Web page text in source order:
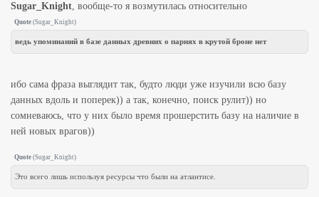
Sugar_Knight, вообще-то я возмутилась относительно
Quote (Sugar_Knight)
ведь упоминаний в базе данных древних о парнях в крутой броне нет
ибо сама фраза выглядит так, будто люди уже изучили всю базу
данных вдоль и поперек)) а так, конечно, поиск рулит)) но
сомневаюсь, что у них было время прошерстить базу на наличие в
ней новых врагов))
Quote (Sugar_Knight)
Это всего лишь используя ресурсы что были на атлантисе.